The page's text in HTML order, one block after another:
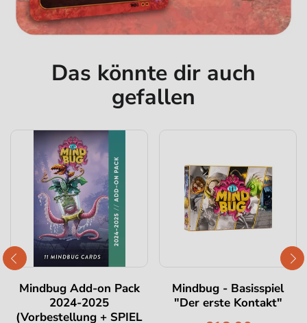
Das könnte dir auch
gefallen
Mindbug Add-on Pack
2024-2025
(Vorbestellung + SPIEL
Mindbug - Basisspiel
"Der erste Kontakt"